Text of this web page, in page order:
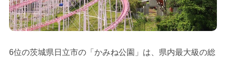
6位の茨城県日立市の「かみね公園」は、県内最大級の総